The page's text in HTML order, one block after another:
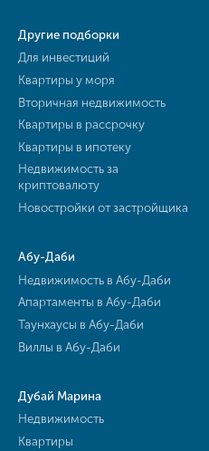
Другие подборки
Для инвестиций
Квартиры у моря
Вторичная недвижимость
Квартиры в рассрочку
Квартиры в ипотеку
Недвижимость за
криптовалюту
Новостройки от застройщика
Абу-Даби
Недвижимость в Абу-Даби
Апартаменты в Абу-Даби
Таунхаусы в Абу-Даби
Виллы в Абу-Даби
Дубай Марина
Недвижимость
Квартиры